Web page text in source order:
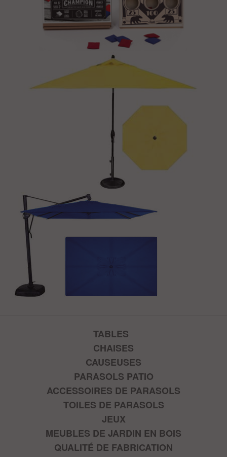
TABLES
CHAISES
CAUSEUSES
PARASOLS PATIO
ACCESSOIRES DE PARASOLS
TOILES DE PARASOLS
JEUX
MEUBLES DE JARDIN EN BOIS
QUALITÉ DE FABRICATION